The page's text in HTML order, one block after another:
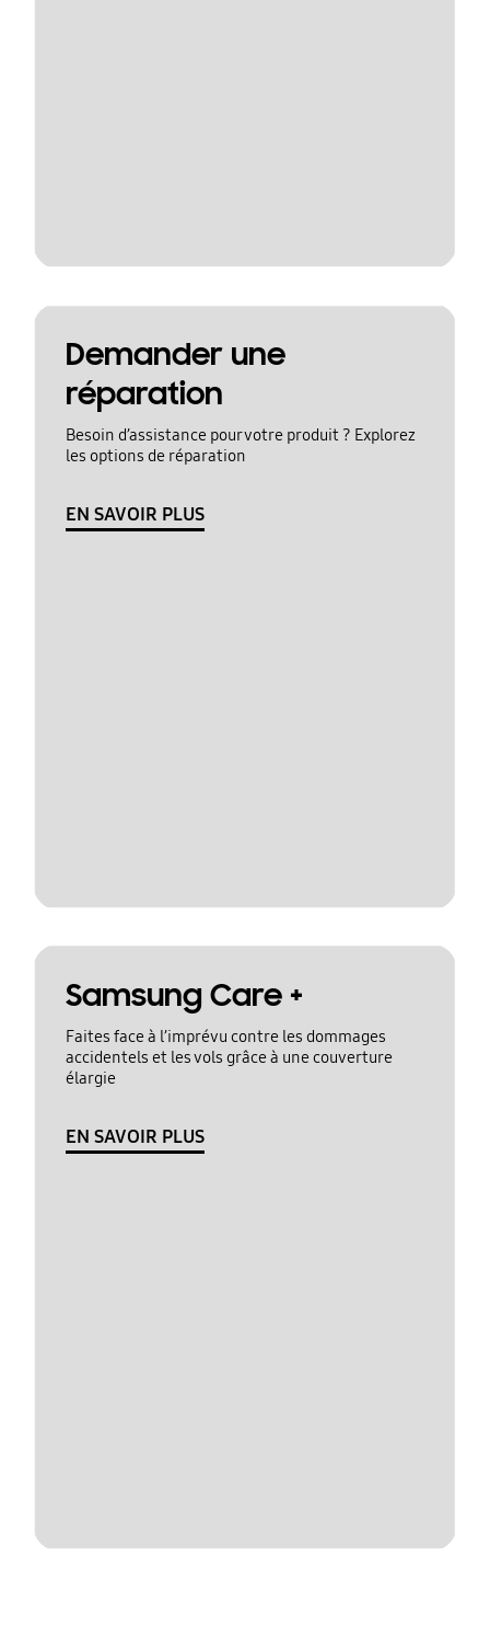
Demander une
réparation
Besoin d’assistance pour votre produit ? Explorez
les options de réparation
EN SAVOIR PLUS
Samsung Care +
Faites face à l’imprévu contre les dommages
accidentels et les vols grâce à une couverture
élargie
EN SAVOIR PLUS